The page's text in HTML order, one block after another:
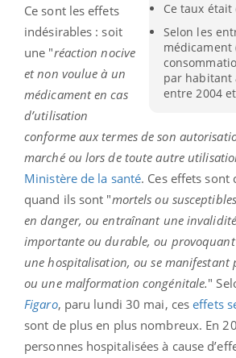
Ce taux était
Selon les
médicament
par habitant
entre 2004
Ce sont les effets
indésirables : soit
une "réaction nocive
et non voulue à un
médicament en cas
d’utilisation
conforme aux termes de son
marché ou lors de toute autre
Ministère de la santé. Ces effets sont
quand ils sont "mortels ou
en danger, ou entraînant une
importante ou durable, ou
une hospitalisation, ou se manifestant
ou une malformation congénitale."
Figaro, paru lundi 30 mai, ceseffets
sont de plus en plus nombreux. En
personnes hospitalisées à cause